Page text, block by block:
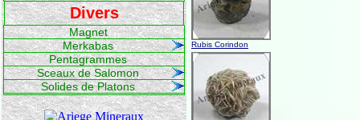
Divers
Magnet
Merkabas
Pentagrammes
Sceaux de Salomon
Solides de Platons
Rubis Corindon